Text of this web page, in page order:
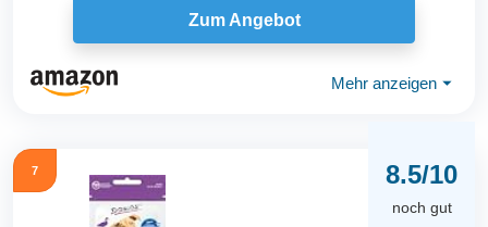
Zum Angebot
Mehr anzeigen ⏷
7 8.5/10
noch gut